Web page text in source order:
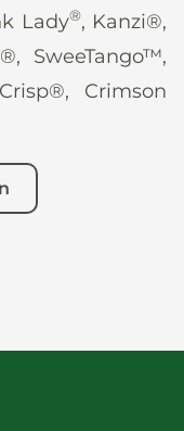
Lady®, Kanzi®,
SweeTango™,
Crimson